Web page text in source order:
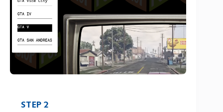
STEP 2